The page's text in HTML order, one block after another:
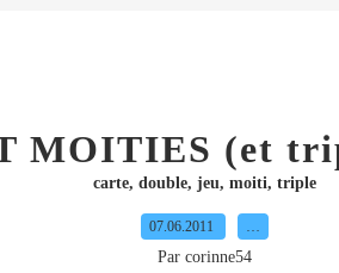
MOITIES (et
carte, double, jeu, moiti, triple
07.06.2011 …
Par corinne54